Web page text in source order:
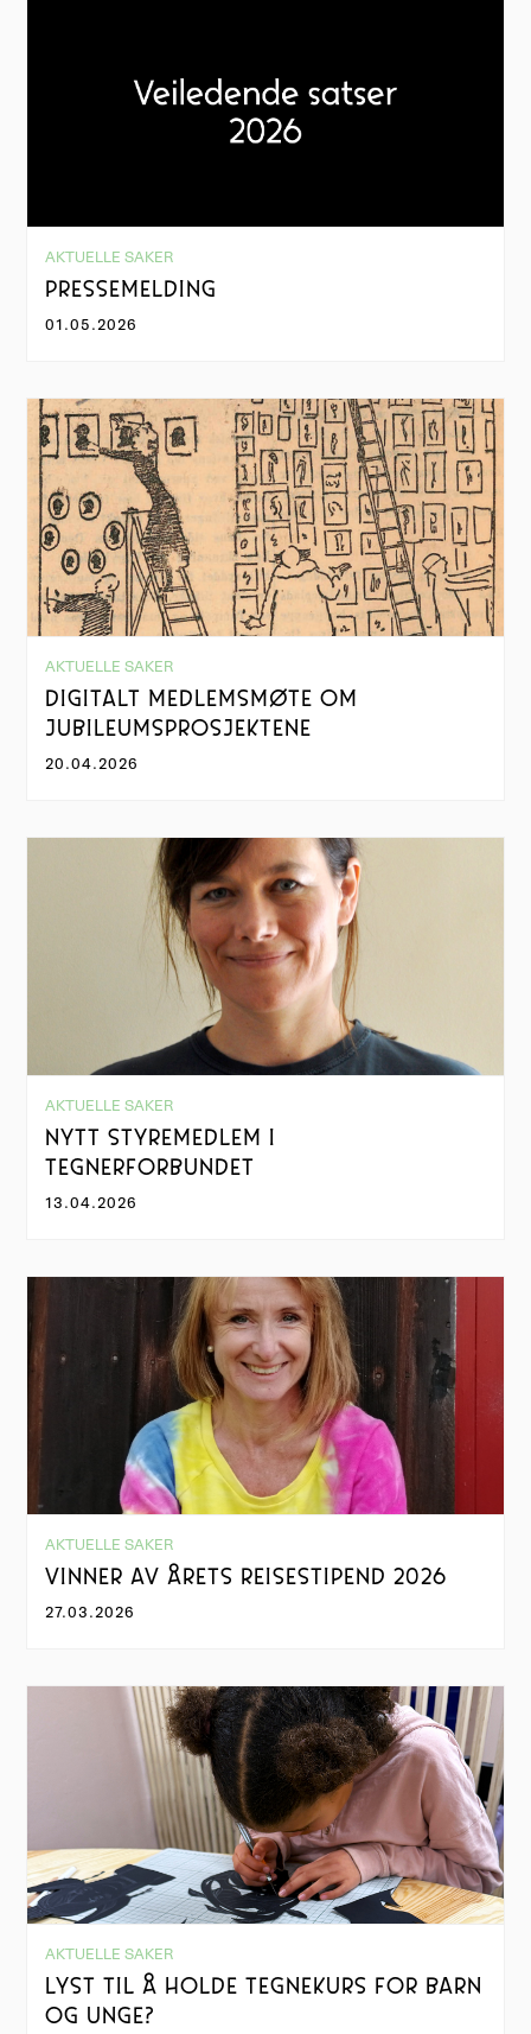
AKTUELLE SAKER
PRESSEMELDING
01.05.2026
AKTUELLE SAKER
DIGITALT MEDLEMSMØTE OM
JUBILEUMSPROSJEKTENE
20.04.2026
AKTUELLE SAKER
NYTT STYREMEDLEM I
TEGNERFORBUNDET
13.04.2026
AKTUELLE SAKER
VINNER AV ÅRETS REISESTIPEND 2026
27.03.2026
AKTUELLE SAKER
LYST TIL Å HOLDE TEGNEKURS FOR BARN
OG UNGE?